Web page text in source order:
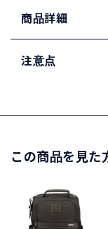
商品詳細
注意点
この商品を見た